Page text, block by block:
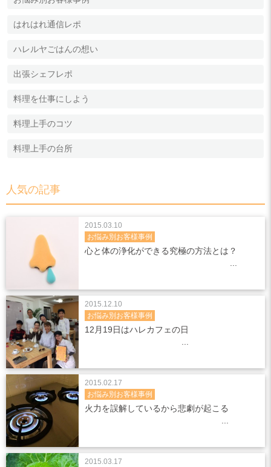
はれはれ通信レポ
ハレルヤごはんの想い
出張シェフレポ
料理を仕事にしよう
料理上手のコツ
料理上手の台所
人気の記事
心と体の浄化ができる究極の方法とは？
お悩み別お客様事例
2015.03.10
12月19日はハレカフェの日
お悩み別お客様事例
2015.12.10
火力を誤解しているから悲劇が起こる
お悩み別お客様事例
2015.02.17
2015.03.17